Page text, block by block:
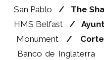
San Pablo / The
HMS Belfast /
Monument /
Banco de Inglaterra